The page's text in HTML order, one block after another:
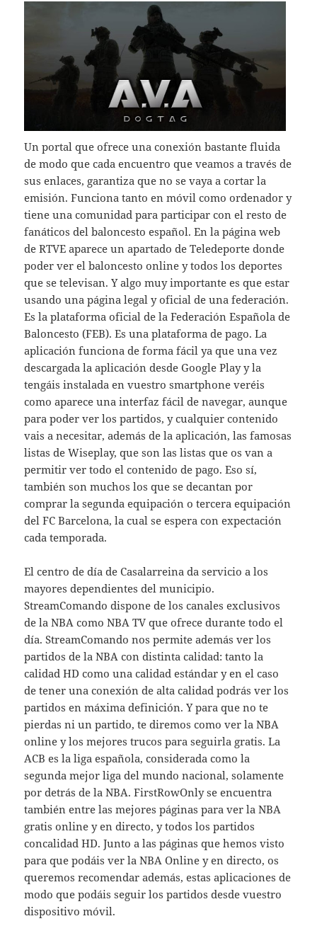
Un portal que ofrece una conexión bastante fluida
de modo que cada encuentro que veamos a través de
sus enlaces, garantiza que no se vaya a cortar la
emisión. Funciona tanto en móvil como ordenador y
tiene una comunidad para participar con el resto de
fanáticos del baloncesto español. En la página web
de RTVE aparece un apartado de Teledeporte donde
poder ver el baloncesto online y todos los deportes
que se televisan. Y algo muy importante es que estar
usando una página legal y oficial de una federación.
Es la plataforma oficial de la Federación Española de
Baloncesto (FEB). Es una plataforma de pago. La
aplicación funciona de forma fácil ya que una vez
descargada la aplicación desde Google Play y la
tengáis instalada en vuestro smartphone veréis
como aparece una interfaz fácil de navegar, aunque
para poder ver los partidos, y cualquier contenido
vais a necesitar, además de la aplicación, las famosas
listas de Wiseplay, que son las listas que os van a
permitir ver todo el contenido de pago. Eso sí,
también son muchos los que se decantan por
comprar la segunda equipación o tercera equipación
del FC Barcelona, la cual se espera con expectación
cada temporada.
El centro de día de Casalarreina da servicio a los
mayores dependientes del municipio.
StreamComando dispone de los canales exclusivos
de la NBA como NBA TV que ofrece durante todo el
día. StreamComando nos permite además ver los
partidos de la NBA con distinta calidad: tanto la
calidad HD como una calidad estándar y en el caso
de tener una conexión de alta calidad podrás ver los
partidos en máxima definición. Y para que no te
pierdas ni un partido, te diremos como ver la NBA
online y los mejores trucos para seguirla gratis. La
ACB es la liga española, considerada como la
segunda mejor liga del mundo nacional, solamente
por detrás de la NBA. FirstRowOnly se encuentra
también entre las mejores páginas para ver la NBA
gratis online y en directo, y todos los partidos
concalidad HD. Junto a las páginas que hemos visto
para que podáis ver la NBA Online y en directo, os
queremos recomendar además, estas aplicaciones de
modo que podáis seguir los partidos desde vuestro
dispositivo móvil.